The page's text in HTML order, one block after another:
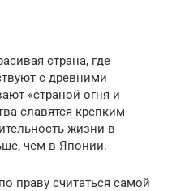
страна, где
с древними
«страной огня и
славятся крепким
жизни в
чем в Японии.
праву считаться самой